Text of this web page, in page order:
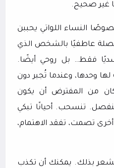
غير صحيح.
النساء اللواتي يحببن
عاطفيًا بالشخص الذي
فقط… بل روحي أيضًا.
وحدها، وعندما تُجبر دون
من المفترض أن يكون
تنسحب. أحيانًا تبكي
أخرى تصمت، تفقد الاهتمام،
بذلك. يمكنك أن تكذب